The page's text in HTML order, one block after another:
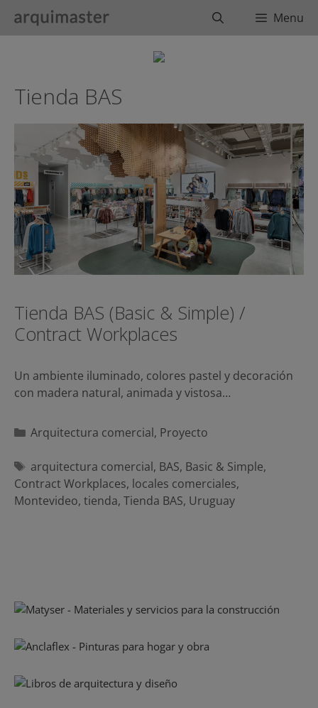
BuscarMenu
Tienda BAS
Tienda BAS (Basic & Simple) /
Contract Workplaces
Un ambiente iluminado, colores pastel y decoración
con madera natural, animada y vistosa…
Categorías
Arquitectura comercial, Proyecto
Etiquetas
arquitectura comercial, BAS, Basic & Simple,
Contract Workplaces, locales comerciales,
Montevideo, tienda, Tienda BAS, Uruguay